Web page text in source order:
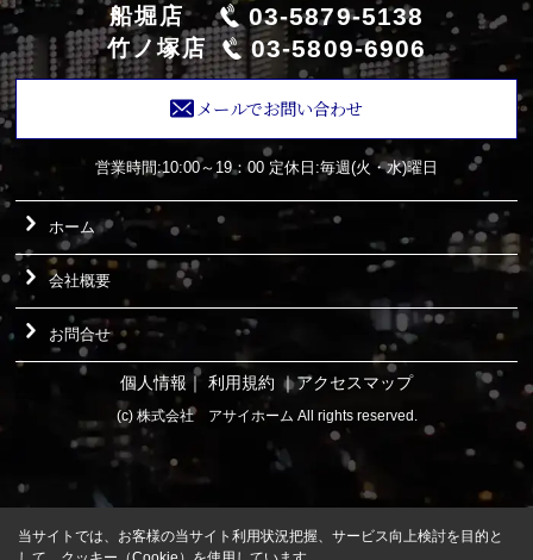
船堀店 03-5879-5138
竹ノ塚店 03-5809-6906
メールでお問い合わせ
営業時間:10:00～19：00 定休日:毎週(火・水)曜日
ホーム
会社概要
お問合せ
個人情報 ｜ 利用規約 ｜アクセスマップ
(c) 株式会社 アサイホーム All rights reserved.
当サイトでは、お客様の当サイト利用状況把握、サービス向上検討を目的と